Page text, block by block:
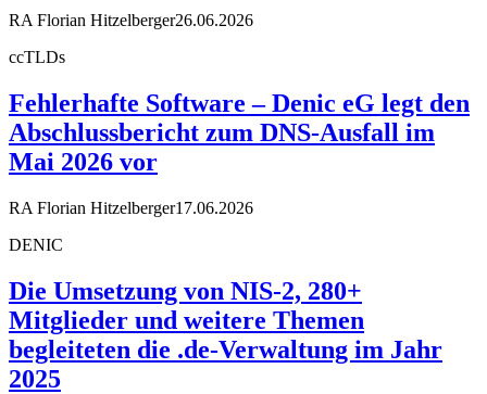
RA Florian Hitzelberger26.06.2026
ccTLDs
Fehlerhafte Software – Denic eG legt den
Abschlussbericht zum DNS-Ausfall im
Mai 2026 vor
RA Florian Hitzelberger17.06.2026
DENIC
Die Umsetzung von NIS-2, 280+
Mitglieder und weitere Themen
begleiteten die .de-Verwaltung im Jahr
2025